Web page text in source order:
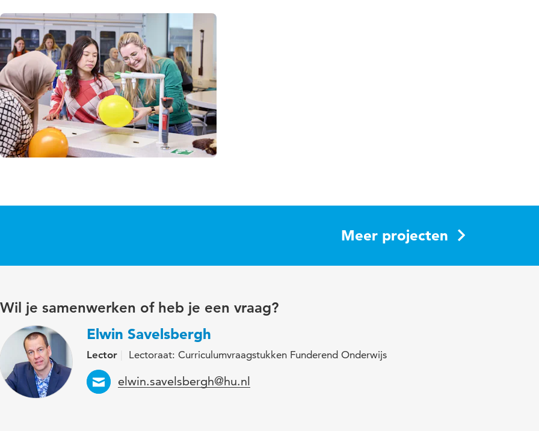
Meer projecten
Wil je samenwerken of heb je een vraag?
Elwin Savelsbergh
Lector Lectoraat: Curriculumvraagstukken Funderend Onderwijs
Email
elwin.savelsbergh@hu.nl